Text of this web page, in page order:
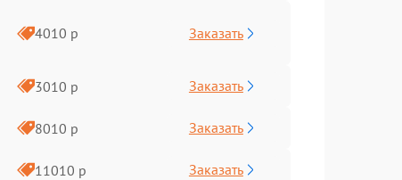
4010 р Заказать
3010 р Заказать
8010 р Заказать
11010 р Заказать